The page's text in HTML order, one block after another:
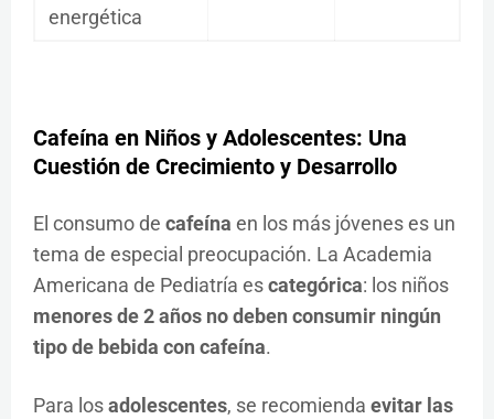
energética
Cafeína en Niños y Adolescentes: Una
Cuestión de Crecimiento y Desarrollo
El consumo de cafeína en los más jóvenes es un
tema de especial preocupación. La Academia
Americana de Pediatría escategórica: los niños
menores de 2 años no deben consumir ningún
tipo de bebida con cafeína.
Para losadolescentes, se recomienda evitar las